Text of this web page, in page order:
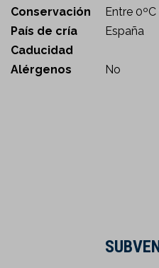
Conservación
Entre
País de cría
España
Caducidad
Alérgenos
No